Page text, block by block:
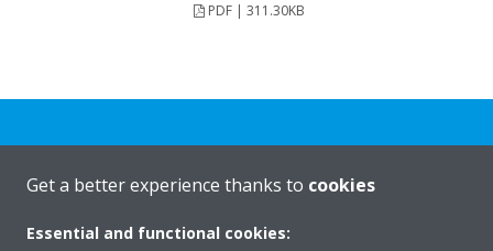
PDF | 311.30KB
Rreth nesh
Get a better experience thanks to cookies
Essential and functional cookies: